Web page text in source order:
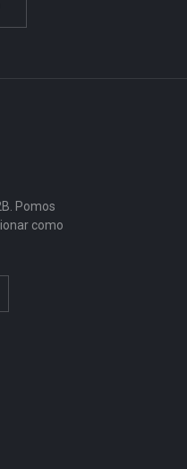
Pomos
como